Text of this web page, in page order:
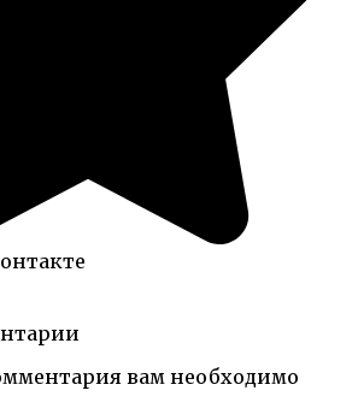
вам необходимо